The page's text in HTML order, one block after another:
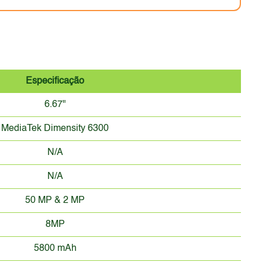
Especificação
6.67"
MediaTek Dimensity 6300
N/A
N/A
50 MP & 2 MP
8MP
5800 mAh